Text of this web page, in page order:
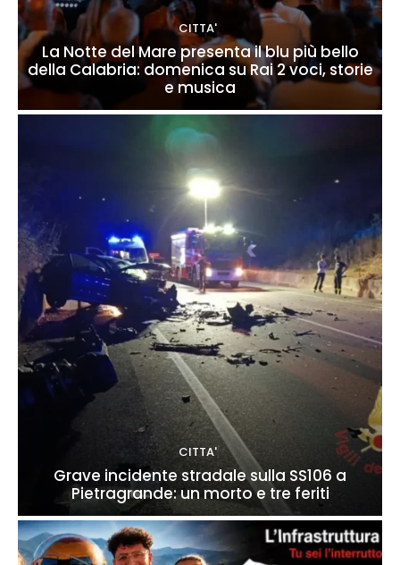
CITTA'
La Notte del Mare presenta il blu più bello
della Calabria: domenica su Rai 2 voci, storie
e musica
CITTA'
Grave incidente stradale sulla SS106 a
Pietragrande: un morto e tre feriti